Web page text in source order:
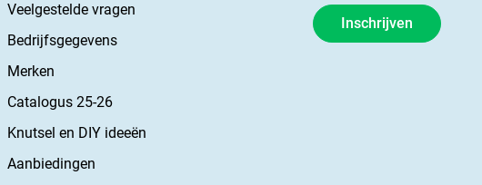
Veelgestelde vragen
Bedrijfsgegevens
Merken
Catalogus 25-26
Knutsel en DIY ideeën
Aanbiedingen
Inschrijven